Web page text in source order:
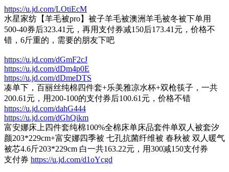
https://u.jd.com/LOtiEcM
水星家纺【羊毛被pro】被子羊毛被澳洲羊毛被冬被下单用
500-40券后323.41元，再用支付券减150后173.41元，价格不
错，6斤重的，需要的朋友下吧
https://u.jd.com/dGmF2cJ
https://u.jd.com/dDm4p0E
https://u.jd.com/dDmeDTS
凑单下，百丽丝纯棉四件套+乐美雅凉水杯+双枪筷子，一共
200.61元，用200-100的支付券后100.61元，价格不错
https://u.jd.com/dahG444
https://u.jd.com/dGhQikm
富安娜床上四件套纯棉100%全棉床单床品套件单双人被套汐
颜203*229cm+富安娜四季被 七孔抗菌纤维被 春秋被 双人暖气
被芯4.6斤203*229cm 白一共163.22元，用300减150支付券
支付券 https://u.jd.com/d1oYcgd